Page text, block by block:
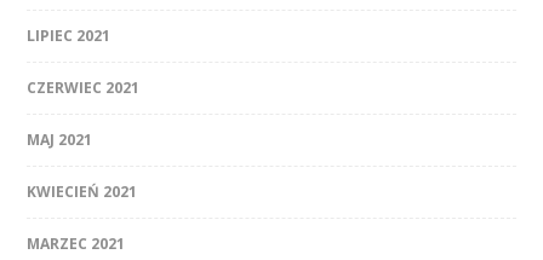
LIPIEC 2021
CZERWIEC 2021
MAJ 2021
KWIECIEŃ 2021
MARZEC 2021